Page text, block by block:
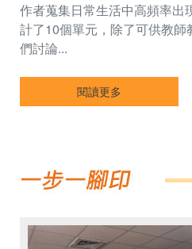
作者蒐集日常生活中高頻率出
計了10個單元，除了可供教
們討論...
閱讀更多